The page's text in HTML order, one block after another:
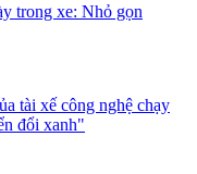
trong xe: Nhỏ gọn
tài xế công nghệ chạy
đổi xanh"